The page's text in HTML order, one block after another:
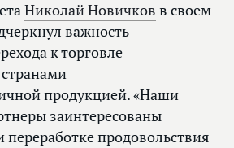
Николай Новичков в своем
важность
к торговле
продукцией. «Наши
заинтересованы
переработке продовольствия